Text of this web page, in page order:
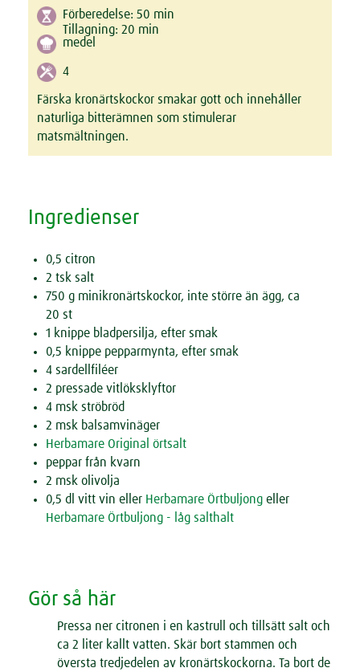
Förberedelse: 50 min
Tillagning: 20 min
medel
4
Färska kronärtskockor smakar gott och innehåller
naturliga bitterämnen som stimulerar
matsmältningen.
Ingredienser
0,5 citron
2 tsk salt
750 g minikronärtskockor, inte större än ägg, ca
20 st
1 knippe bladpersilja, efter smak
0,5 knippe pepparmynta, efter smak
4 sardellfiléer
2 pressade vitlöksklyftor
4 msk ströbröd
2 msk balsamvinäger
Herbamare Original örtsalt
peppar från kvarn
2 msk olivolja
0,5 dl vitt vin eller Herbamare Örtbuljong eller
Herbamare Örtbuljong - låg salthalt
Gör så här
Pressa ner citronen i en kastrull och tillsätt salt och
ca 2 liter kallt vatten. Skär bort stammen och
översta tredjedelen av kronärtskockorna. Ta bort de